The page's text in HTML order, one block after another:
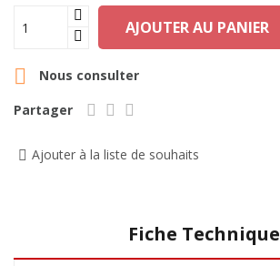
AJOUTER AU PANIER
 Nous consulter
Partager
Ajouter à la liste de souhaits
Fiche Technique